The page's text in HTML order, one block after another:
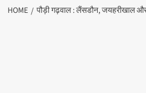
HOME पौड़ी गढ़वाल : लैंसडौन, जयहरीखाल